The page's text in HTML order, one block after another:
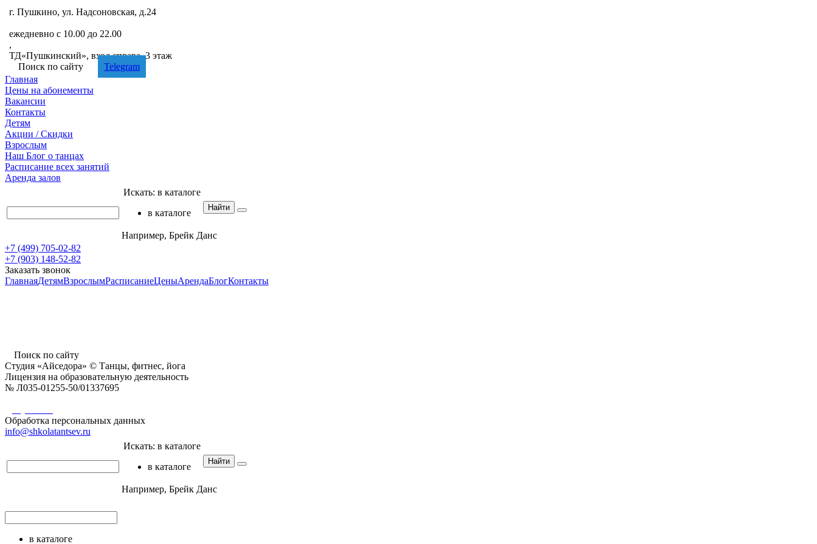
г. Пушкино, ул. Надсоновская, д.24
ежедневно с 10.00 до 22.00
,
ТД«Пушкинский», вход справа, 3 этаж
Поиск по сайту
Telegram
Главная
Цены на абонементы
Вакансии
Контакты
Детям
Акции / Скидки
Взрослым
Наш Блог о танцах
Расписание всех занятий
Аренда залов
Искать: в каталоге
в каталоге
Найти
Например, Брейк Данс
+7 (499) 705-02-82
+7 (903) 148-52-82
Заказать звонок
ГлавнаяДетямВзрослымРасписаниеЦеныАрендаБлогКонтакты
Поиск по сайту
Студия «Айседора» © Танцы, фитнес, йога
Лицензия на образовательную деятельность
№ Л035-01255-50/01337695
Обработка персональных данных
info@shkolatantsev.ru
Искать: в каталоге
в каталоге
Найти
Например, Брейк Данс
в каталоге